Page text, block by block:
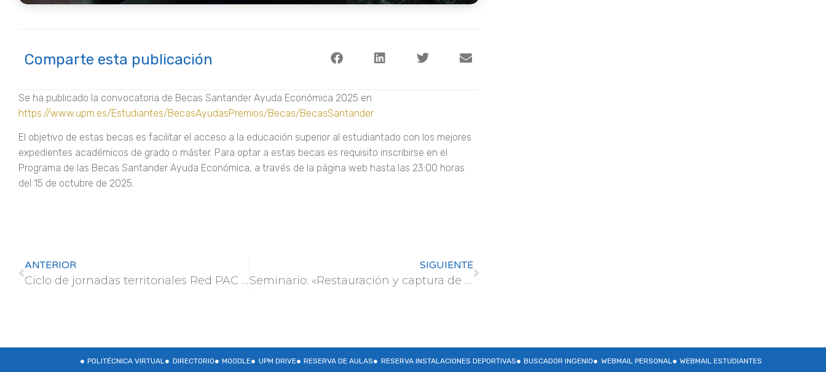
Comparte esta publicación
Se ha publicado la convocatoria de Becas Santander Ayuda Económica 2025 en
https://www.upm.es/Estudiantes/BecasAyudasPremios/Becas/BecasSantander
El objetivo de estas becas es facilitar el acceso a la educación superior al estudiantado con los mejores
expedientes académicos de grado o máster. Para optar a estas becas es requisito inscribirse en el
Programa de las Becas Santander Ayuda Económica, a través de la página web hasta las 23:00 horas
del 15 de octubre de 2025.
ANTERIOR
Ciclo de jornadas territoriales Red PAC sobre buenas prácticas aplicables a ecorregímenes – Aragón y Galicia
SIGUIENTE
Seminario: «Restauración y captura de carbono en las cuentas mineras de Asturias»
POLITÉCNICA VIRTUAL DIRECTORIO MOODLE UPM DRIVE RESERVA DE AULAS RESERVA INSTALACIONES DEPORTIVAS BUSCADOR INGENIO WEBMAIL PERSONAL WEBMAIL ESTUDIANTES